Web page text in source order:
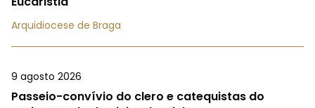
Arquidiocese de Braga
9 agosto 2026
Passeio-convívio do clero e catequistas do